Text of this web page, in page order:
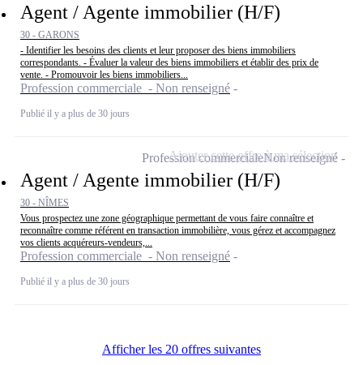
Agent / Agente immobilier (H/F)
30 - GARONS
- Identifier les besoins des clients et leur proposer des biens immobiliers
correspondants. - Évaluer la valeur des biens immobiliers et établir des prix de
vente. - Promouvoir les biens immobiliers...
Profession commerciale - Non renseigné
Publié il y a plus de 30 jours
Agent / Agente immobilier (H/F)
30 - NÎMES
Vous prospectez une zone géographique permettant de vous faire connaître et
reconnaître comme référent en transaction immobilière, vous gérez et accompagnez
vos clients acquéreurs-vendeurs,...
Profession commerciale - Non renseigné
Publié il y a plus de 30 jours
Profession commercialeNon renseigné
Ajouter cette offre à ma sélection
Afficher les 20 offres suivantes